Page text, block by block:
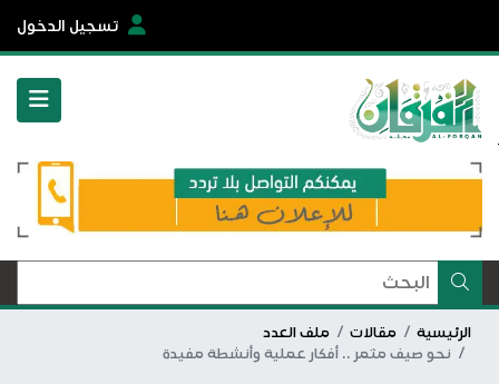
تسجيل الدخول
الرئيسية مقالات
ملف العدد
نحو صيف مثمر .. أفكار عملية وأنشطة مفيدة